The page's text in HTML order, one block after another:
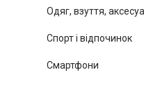
Одяг, взуття,
Спорт і відпочинок
Смартфони